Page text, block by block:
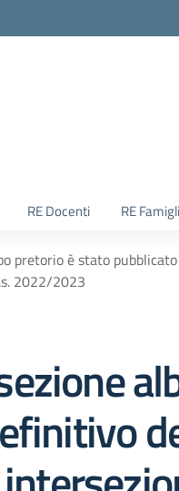
RE Docenti RE
pretorio è stato
2022/2023